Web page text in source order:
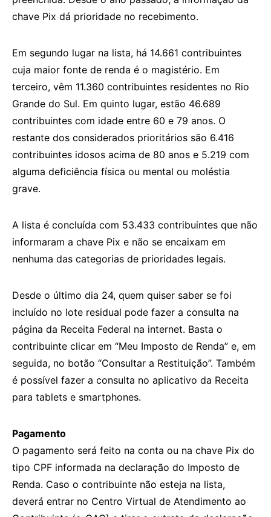
chave Pix dá prioridade no recebimento.
Em segundo lugar na lista, há 14.661 contribuintes
cuja maior fonte de renda é o magistério. Em
terceiro, vêm 11.360 contribuintes residentes no Rio
Grande do Sul. Em quinto lugar, estão 46.689
contribuintes com idade entre 60 e 79 anos. O
restante dos considerados prioritários são 6.416
contribuintes idosos acima de 80 anos e 5.219 com
alguma deficiência física ou mental ou moléstia
grave.
A lista é concluída com 53.433 contribuintes que não
informaram a chave Pix e não se encaixam em
nenhuma das categorias de prioridades legais.
Desde o último dia 24, quem quiser saber se foi
incluído no lote residual pode fazer a consulta na
página da Receita Federal na internet. Basta o
contribuinte clicar em “Meu Imposto de Renda” e, em
seguida, no botão “Consultar a Restituição”. Também
é possível fazer a consulta no aplicativo da Receita
para tablets e smartphones.
Pagamento
O pagamento será feito na conta ou na chave Pix do
tipo CPF informada na declaração do Imposto de
Renda. Caso o contribuinte não esteja na lista,
deverá entrar no Centro Virtual de Atendimento ao